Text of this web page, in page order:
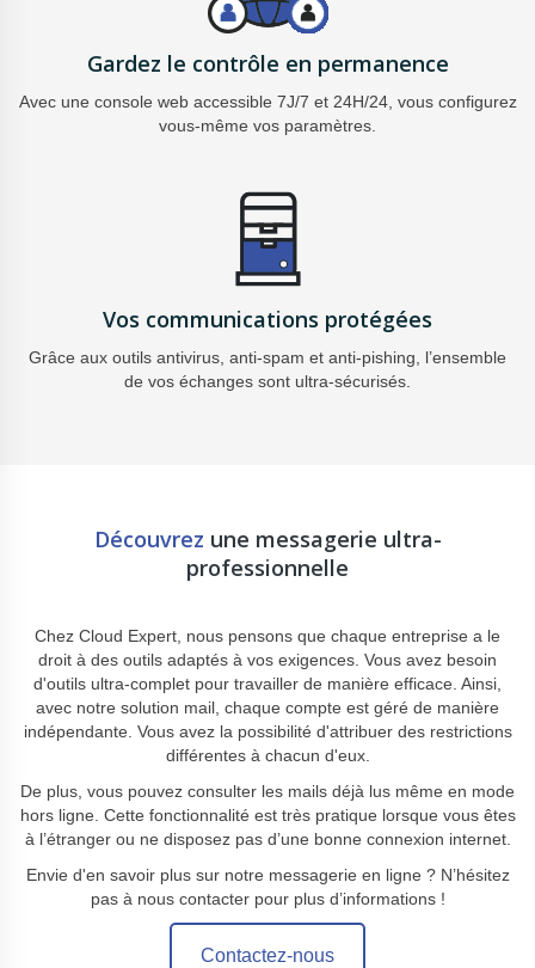
Gardez le contrôle en permanence
Avec une console web accessible 7J/7 et 24H/24, vous configurez
vous-même vos paramètres.
Vos communications protégées
Grâce aux outils antivirus, anti-spam et anti-pishing, l’ensemble
de vos échanges sont ultra-sécurisés.
Découvrez une messagerie ultra-
professionnelle
Chez Cloud Expert, nous pensons que chaque entreprise a le
droit à des outils adaptés à vos exigences. Vous avez besoin
d'outils ultra-complet pour travailler de manière efficace. Ainsi,
avec notre solution mail, chaque compte est géré de manière
indépendante. Vous avez la possibilité d'attribuer des restrictions
différentes à chacun d'eux.
De plus, vous pouvez consulter les mails déjà lus même en mode
hors ligne. Cette fonctionnalité est très pratique lorsque vous êtes
à l’étranger ou ne disposez pas d’une bonne connexion internet.
Envie d'en savoir plus sur notre messagerie en ligne ? N’hésitez
pas à nous contacter pour plus d’informations !
Contactez-nous